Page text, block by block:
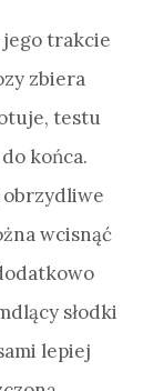
jego trakcie
zbiera
testu
końca.
obrzydliwe
wcisnąć
słodki
lepiej